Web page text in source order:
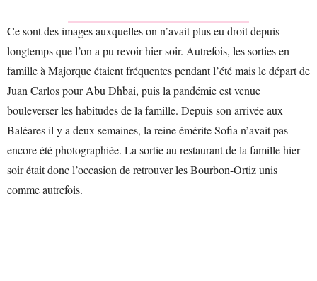
Ce sont des images auxquelles on n’avait plus eu droit depuis
longtemps que l’on a pu revoir hier soir. Autrefois, les sorties en
famille à Majorque étaient fréquentes pendant l’été mais le départ de
Juan Carlos pour Abu Dhbai, puis la pandémie est venue
bouleverser les habitudes de la famille. Depuis son arrivée aux
Baléares il y a deux semaines, la reine émérite Sofia n’avait pas
encore été photographiée. La sortie au restaurant de la famille hier
soir était donc l’occasion de retrouver les Bourbon-Ortiz unis
comme autrefois.